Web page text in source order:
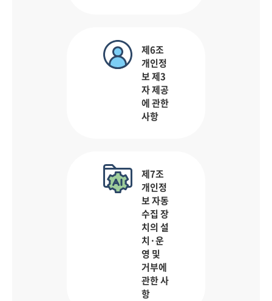
제6조
개인정
보 제3
자 제공
에 관한
사항
제7조
개인정
보 자동
수집 장
치의 설
치·운
영 및
거부에
관한 사
항